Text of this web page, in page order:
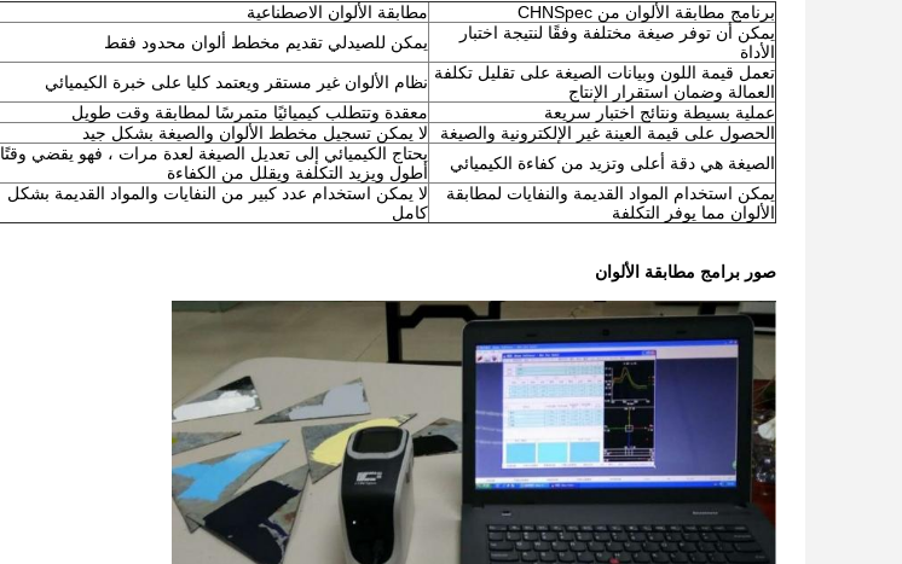
برنامج مطابقة الألوان من CHNSpec
مطابقة الألوان الاصطناعية
يمكن أن توفر صيغة مختلفة وفقًا لنتيجة اختبار
الأداة
يمكن للصيدلي تقديم مخطط ألوان محدود فقط
تعمل قيمة اللون وبيانات الصيغة على تقليل تكلفة
العمالة وضمان استقرار الإنتاج
نظام الألوان غير مستقر ويعتمد كليا على خبرة الكيميائي
عملية بسيطة ونتائج اختبار سريعة
معقدة وتتطلب كيميائيًا متمرسًا لمطابقة وقت طويل
الحصول على قيمة العينة غير الإلكترونية والصيغة
لا يمكن تسجيل مخطط الألوان والصيغة بشكل جيد
الصيغة هي دقة أعلى وتزيد من كفاءة الكيميائي
يحتاج الكيميائي إلى تعديل الصيغة لعدة مرات ، فهو يقضي وقتًا
أطول ويزيد التكلفة ويقلل من الكفاءة
يمكن استخدام المواد القديمة والنفايات لمطابقة
الألوان مما يوفر التكلفة
لا يمكن استخدام عدد كبير من النفايات والمواد القديمة بشكل
كامل
صور برامج مطابقة الألوان